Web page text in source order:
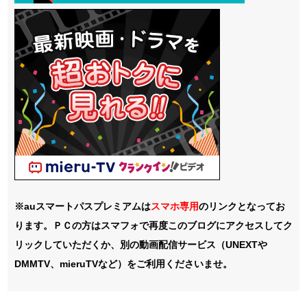
※auスマートパスプレミアムはスマホ専用のリンクとなってお
ります。ＰＣの方はスマフォで再度このブログにアクセスしてク
リックしていただくか、別の動画配信サービス（UNEXTや
DMMTV、mieruTVなど）をご利用くださいませ。